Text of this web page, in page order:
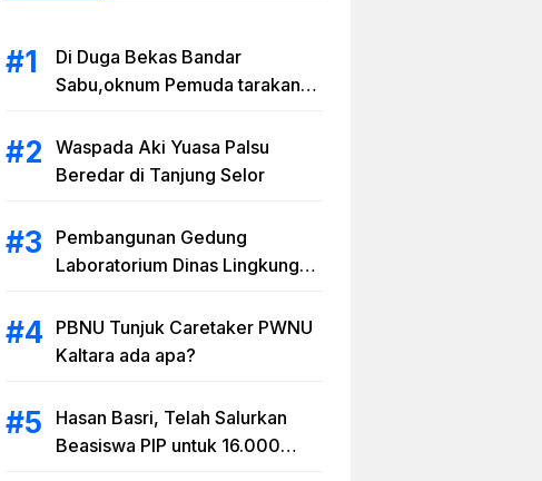
Di Duga Bekas Bandar
Sabu,oknum Pemuda tarakan
Waspada Aki Yuasa Palsu
Beredar di Tanjung Selor
Pembangunan Gedung
Laboratorium Dinas Lingkungan
sesuai RAB
PBNU Tunjuk Caretaker PWNU
Kaltara ada apa?
Hasan Basri, Telah Salurkan
Beasiswa PIP untuk 16.000